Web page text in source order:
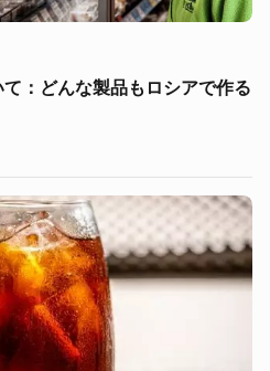
：どんな製品もロシアで作る